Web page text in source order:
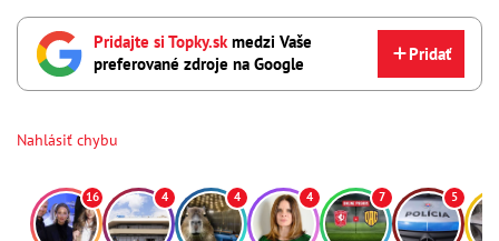
Pridajte si Topky.skmedzi Vaše
preferované zdroje na Google
Pridať
Nahlásiť chybu
16 4 4 4 7 5